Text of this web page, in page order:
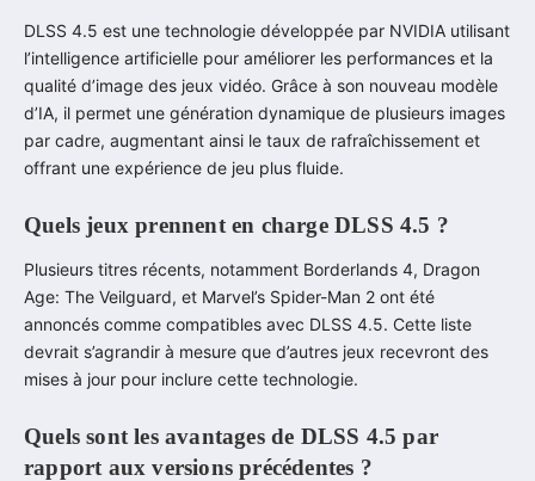
DLSS 4.5 est une technologie développée par NVIDIA utilisant
l’intelligence artificielle pour améliorer les performances et la
qualité d’image des jeux vidéo. Grâce à son nouveau modèle
d’IA, il permet une génération dynamique de plusieurs images
par cadre, augmentant ainsi le taux de rafraîchissement et
offrant une expérience de jeu plus fluide.
Quels jeux prennent en charge DLSS 4.5 ?
Plusieurs titres récents, notamment Borderlands 4, Dragon
Age: The Veilguard, et Marvel’s Spider-Man 2 ont été
annoncés comme compatibles avec DLSS 4.5. Cette liste
devrait s’agrandir à mesure que d’autres jeux recevront des
mises à jour pour inclure cette technologie.
Quels sont les avantages de DLSS 4.5 par
rapport aux versions précédentes ?